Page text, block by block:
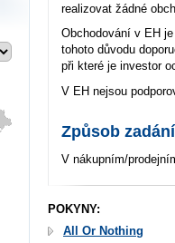
realizovat žádné
Obchodování v EH
tohoto důvodu
při které je investor
V EH nejsou
Způsob
V nákupním/
POKYNY:
All Or Nothing